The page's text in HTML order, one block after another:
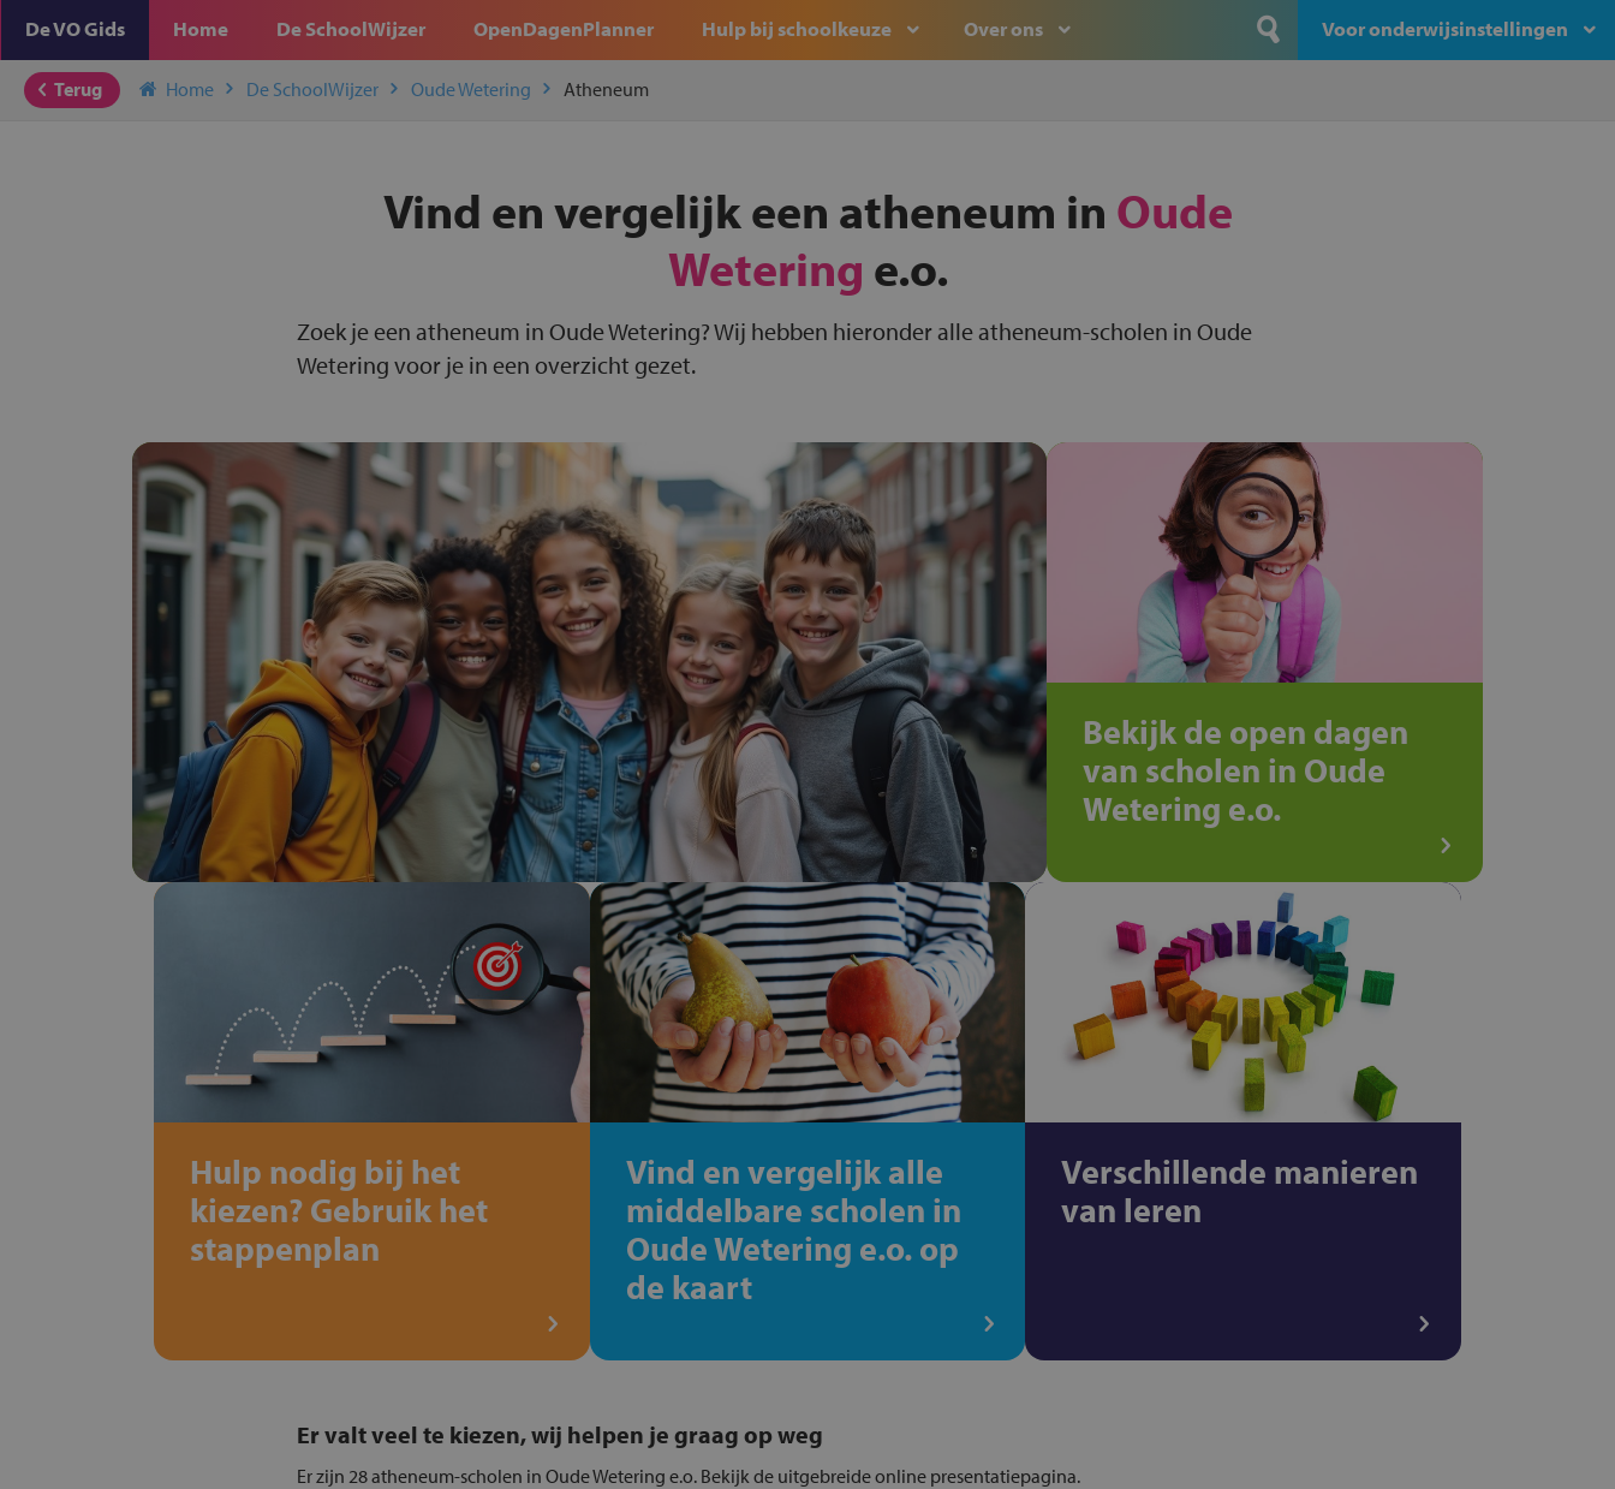
De VO Gids Home De SchoolWijzer OpenDagenPlanner Hulp bij schoolkeuze Over ons Voor onderwijsinstellingen
Terug Home De SchoolWijzer Oude Wetering Atheneum
Vind en vergelijk een atheneum in Oude
Wetering e.o.
Zoek je een atheneum in Oude Wetering? Wij hebben hieronder alle atheneum-scholen in Oude
Wetering voor je in een overzicht gezet.
Bekijk de open dagen
van scholen in Oude
Wetering e.o.
Hulp nodig bij het
kiezen? Gebruik het
stappenplan
Vind en vergelijk alle
middelbare scholen in
Oude Wetering e.o. op
de kaart
Verschillende manieren
van leren
Er valt veel te kiezen, wij helpen je graag op weg
Er zijn 28 atheneum-scholen in Oude Wetering e.o. Bekijk de uitgebreide online presentatiepagina.